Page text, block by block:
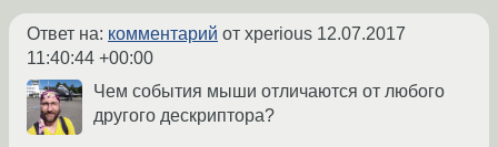
Ответ на: комментарий от xperious 12.07.2017
11:40:44 +00:00
Чем события мыши отличаются от любого
другого дескриптора?